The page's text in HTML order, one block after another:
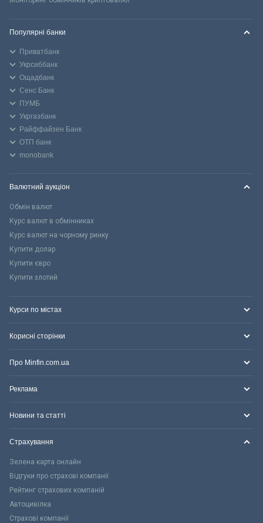
Популярні банки
Приватбанк
Укрсиббанк
Ощадбанк
Сенс Банк
ПУМБ
Укргазбанк
Райффайзен Банк
ОТП банк
monobank
Валютний аукціон
Обмін валют
Курс валют в обмінниках
Курс валют на чорному ринку
Купити долар
Купити євро
Купити злотий
Курси по містах
Корисні сторінки
Про Minfin.com.ua
Реклама
Новини та статті
Страхування
Зелена карта онлайн
Відгуки про страхові компанії
Рейтинг страхових компаній
Автоцивілка
Страхові компанії